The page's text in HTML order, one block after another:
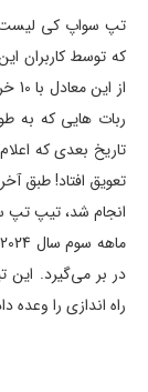
تپ سواپ کی لیست
که توسط کاربران
ربات هایی که به
تعویق افتاد! طبق
انجام شد، تیپ تپ
در بر می‌گیرد. این
راه اندازی را وعده